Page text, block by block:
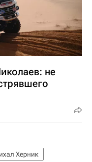
не
Херник